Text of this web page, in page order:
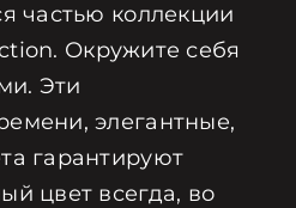
частью коллекции
Окружите себя
Эти
элегантные,
гарантируют
цвет всегда, во